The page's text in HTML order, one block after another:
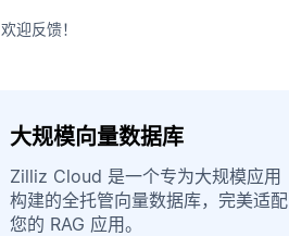
欢迎反馈！
大规模向量数据库
Zilliz Cloud 是一个专为大规模应用
构建的全托管向量数据库，完美适配
您的 RAG 应用。